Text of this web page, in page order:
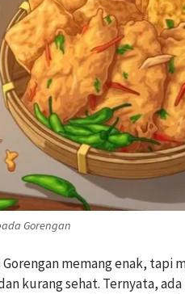
Gorengan
Gorengan memang enak, tapi
kurang sehat. Ternyata,